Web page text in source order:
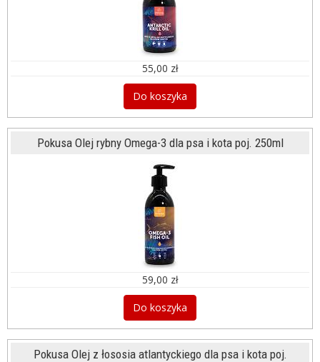
55,00 zł
Do koszyka
Pokusa Olej rybny Omega-3 dla psa i kota poj. 250ml
59,00 zł
Do koszyka
Pokusa Olej z łososia atlantyckiego dla psa i kota poj.